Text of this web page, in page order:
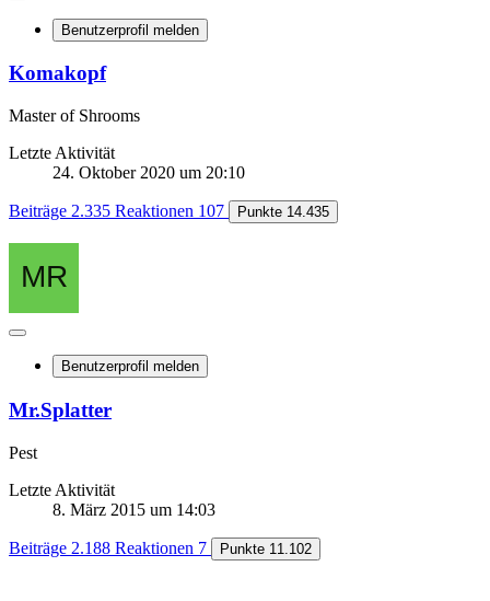
Benutzerprofil melden
Komakopf
Master of Shrooms
Letzte Aktivität
24. Oktober 2020 um 20:10
Beiträge 2.335 Reaktionen 107 Punkte 14.435
Benutzerprofil melden
Mr.Splatter
Pest
Letzte Aktivität
8. März 2015 um 14:03
Beiträge 2.188 Reaktionen 7 Punkte 11.102